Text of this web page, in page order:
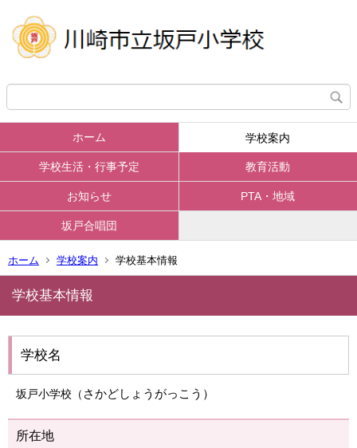
ホーム 学校案内
学校生活・行事予定 教育活動
お知らせ PTA・地域
坂戸合唱団
ホーム 学校案内 学校基本情報
学校基本情報
学校名
坂戸小学校（ さかどしょうがっこう）
所在地